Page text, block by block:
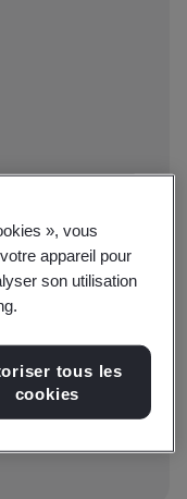
», vous
appareil pour
son utilisation
tous les
cookies